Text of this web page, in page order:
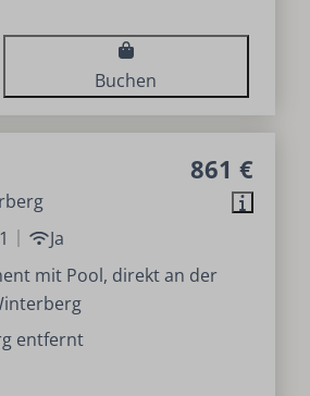
Buchen
861 €
1
Ja
mit Pool, direkt an der
entfernt